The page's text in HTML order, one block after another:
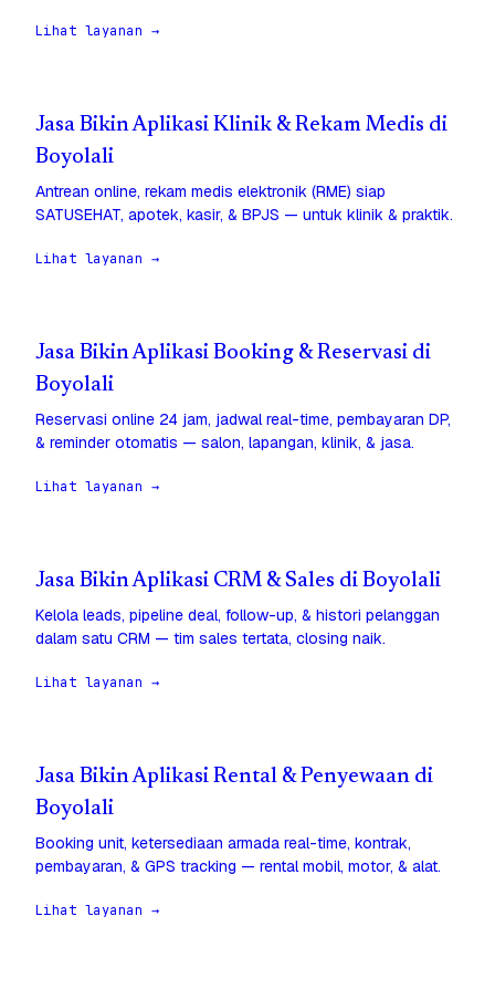
Lihat layanan →
Jasa Bikin Aplikasi Klinik & Rekam Medis di
Boyolali
Antrean online, rekam medis elektronik (RME) siap
SATUSEHAT, apotek, kasir, & BPJS — untuk klinik & praktik.
Lihat layanan →
Jasa Bikin Aplikasi Booking & Reservasi di
Boyolali
Reservasi online 24 jam, jadwal real-time, pembayaran DP,
& reminder otomatis — salon, lapangan, klinik, & jasa.
Lihat layanan →
Jasa Bikin Aplikasi CRM & Sales di Boyolali
Kelola leads, pipeline deal, follow-up, & histori pelanggan
dalam satu CRM — tim sales tertata, closing naik.
Lihat layanan →
Jasa Bikin Aplikasi Rental & Penyewaan di
Boyolali
Booking unit, ketersediaan armada real-time, kontrak,
pembayaran, & GPS tracking — rental mobil, motor, & alat.
Lihat layanan →